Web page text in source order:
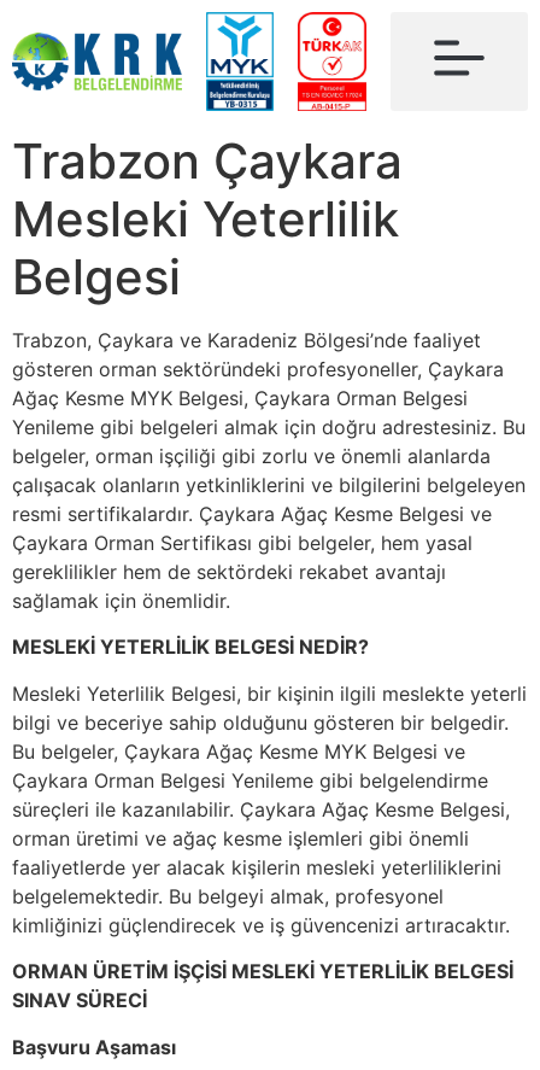
Trabzon Çaykara
Mesleki Yeterlilik
Belgesi
Trabzon, Çaykara ve Karadeniz Bölgesi’nde faaliyet
gösteren orman sektöründeki profesyoneller, Çaykara
Ağaç Kesme MYK Belgesi, Çaykara Orman Belgesi
Yenileme gibi belgeleri almak için doğru adrestesiniz. Bu
belgeler, orman işçiliği gibi zorlu ve önemli alanlarda
çalışacak olanların yetkinliklerini ve bilgilerini belgeleyen
resmi sertifikalardır. Çaykara Ağaç Kesme Belgesi ve
Çaykara Orman Sertifikası gibi belgeler, hem yasal
gereklilikler hem de sektördeki rekabet avantajı
sağlamak için önemlidir.
MESLEKİ YETERLİLİK BELGESİ NEDİR?
Mesleki Yeterlilik Belgesi, bir kişinin ilgili meslekte yeterli
bilgi ve beceriye sahip olduğunu gösteren bir belgedir.
Bu belgeler, Çaykara Ağaç Kesme MYK Belgesi ve
Çaykara Orman Belgesi Yenileme gibi belgelendirme
süreçleri ile kazanılabilir. Çaykara Ağaç Kesme Belgesi,
orman üretimi ve ağaç kesme işlemleri gibi önemli
faaliyetlerde yer alacak kişilerin mesleki yeterliliklerini
belgelemektedir. Bu belgeyi almak, profesyonel
kimliğinizi güçlendirecek ve iş güvencenizi artıracaktır.
ORMAN ÜRETİM İŞÇİSİ MESLEKİ YETERLİLİK BELGESİ
SINAV SÜRECİ
Başvuru Aşaması